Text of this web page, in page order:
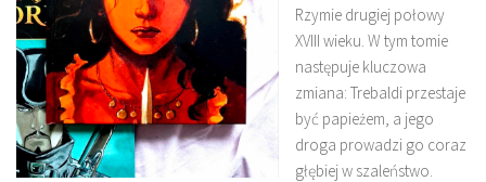
Rzymie drugiej połowy
XVIII wieku. W tym tomie
następuje kluczowa
zmiana: Trebaldi przestaje
być papieżem, a jego
droga prowadzi go coraz
głębiej w szaleństwo.